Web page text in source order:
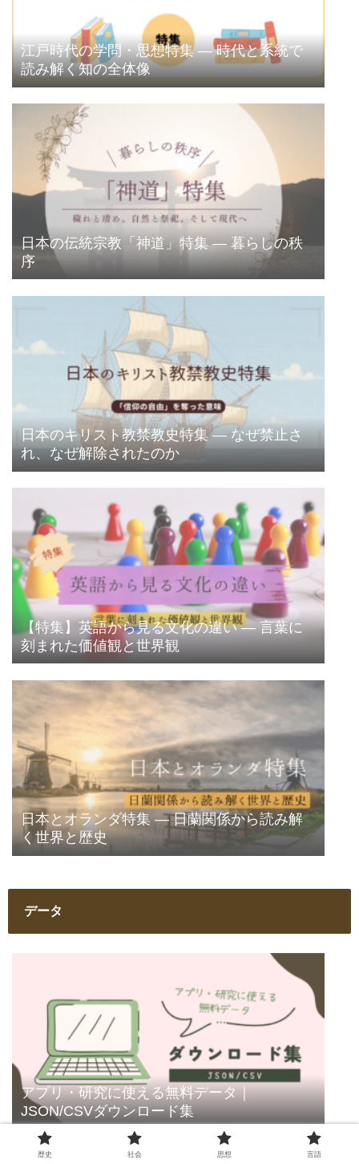
江戸時代の学問・思想特集 ― 時代と系統で
読み解く知の全体像
日本の伝統宗教「神道」特集 ― 暮らしの秩
序
日本のキリスト教禁教史特集 ― なぜ禁止さ
れ、なぜ解除されたのか
【特集】英語から見る文化の違い ― 言葉に
刻まれた価値観と世界観
日本とオランダ特集 ― 日蘭関係から読み解
く世界と歴史
データ
アプリ・研究に使える無料データ｜
JSON/CSVダウンロード集
歴史 社会 思想 言語